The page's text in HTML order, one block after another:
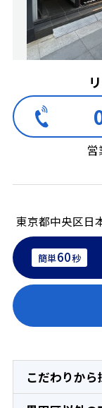
営
東京都中央区日
簡単60秒
こだわりから